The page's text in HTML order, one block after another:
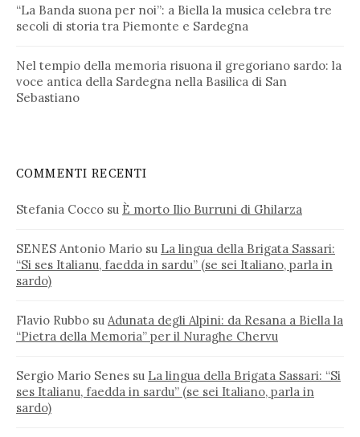
“La Banda suona per noi”: a Biella la musica celebra tre
secoli di storia tra Piemonte e Sardegna
Nel tempio della memoria risuona il gregoriano sardo: la
voce antica della Sardegna nella Basilica di San
Sebastiano
COMMENTI RECENTI
Stefania Cocco su È morto Ilio Burruni di Ghilarza
SENES Antonio Mario su La lingua della Brigata Sassari:
“Si ses Italianu, faedda in sardu” (se sei Italiano, parla in
sardo)
Flavio Rubbo su Adunata degli Alpini: da Resana a Biella la
“Pietra della Memoria” per il Nuraghe Chervu
Sergio Mario Senes su La lingua della Brigata Sassari: “Si
ses Italianu, faedda in sardu” (se sei Italiano, parla in
sardo)